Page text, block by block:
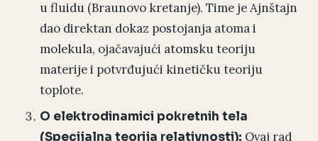
u fluidu (Braunovo kretanje). Time je Ajnštajn
dao direktan dokaz postojanja atoma i
molekula, ojačavajući atomsku teoriju
materije i potvrđujući kinetičku teoriju
toplote.
O elektrodinamici pokretnih tela
(Specijalna teorija relativnosti): Ovaj rad